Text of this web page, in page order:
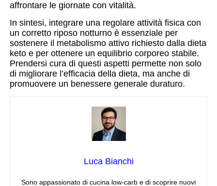
affrontare le giornate con vitalità.
In sintesi, integrare una regolare attività fisica con
un corretto riposo notturno è essenziale per
sostenere il metabolismo attivo richiesto dalla dieta
keto e per ottenere un equilibrio corporeo stabile.
Prendersi cura di questi aspetti permette non solo
di migliorare l’efficacia della dieta, ma anche di
promuovere un benessere generale duraturo.
Luca Bianchi
Sono appassionato di cucina low‑carb e di scoprire nuovi